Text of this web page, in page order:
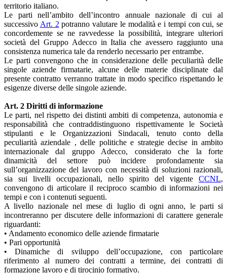
territorio italiano.
Le parti nell’ambito dell’incontro annuale nazionale di cui al
successivo Art. 2 potranno valutare le modalità e i tempi con cui, se
concordemente se ne ravvedesse la possibilità, integrare ulteriori
società del Gruppo Adecco in Italia che avessero raggiunto una
consistenza numerica tale da renderlo necessario per entrambe.
Le parti convengono che in considerazione delle peculiarità delle
singole aziende firmatarie, alcune delle materie disciplinate dal
presente contratto verranno trattate in modo specifico rispettando le
esigenze diverse delle singole aziende.
Art. 2 Diritti di informazione
Le parti, nel rispetto dei distinti ambiti di competenza, autonomia e
responsabilità che contraddistinguono rispettivamente le Società
stipulanti e le Organizzazioni Sindacali, tenuto conto della
peculiarità aziendale , delle politiche e strategie decise in ambito
internazionale dal gruppo Adecco, considerato che la forte
dinamicità del settore può incidere profondamente sia
sull’organizzazione del lavoro con necessità di soluzioni razionali,
sia sui livelli occupazionali, nello spirito del vigente CCNL,
convengono di articolare il reciproco scambio di informazioni nei
tempi e con i contenuti seguenti.
A livello nazionale nel mese di luglio di ogni anno, le parti si
incontreranno per discutere delle informazioni di carattere generale
riguardanti:
• Andamento economico delle aziende firmatarie
• Pari opportunità
• Dinamiche di sviluppo dell’occupazione, con particolare
riferimento al numero dei contratti a termine, dei contratti di
formazione lavoro e di tirocinio formativo.